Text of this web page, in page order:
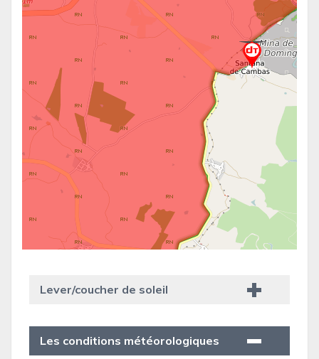
Lever/coucher de soleil
Les conditions météorologiques